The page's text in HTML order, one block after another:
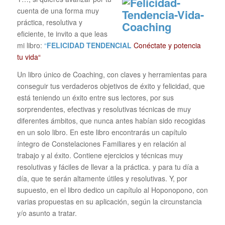
cuenta de una forma muy
práctica, resolutiva y
eficiente, te invito a que leas
mi libro: “FELICIDAD TENDENCIAL Conéctate y potencia
tu vida“
Un libro único de Coaching, con claves y herramientas para
conseguir tus verdaderos objetivos de éxito y felicidad, que
está teniendo un éxito entre sus lectores, por sus
sorprendentes, efectivas y resolutivas técnicas de muy
diferentes ámbitos, que nunca antes habían sido recogidas
en un solo libro. En este libro encontrarás un capítulo
íntegro de Constelaciones Familiares y en relación al
trabajo y al éxito. Contiene ejercicios y técnicas muy
resolutivas y fáciles de llevar a la práctica. y para tu día a
día, que te serán altamente útiles y resolutivas. Y, por
supuesto, en el libro dedico un capítulo al Hoponopono, con
varias propuestas en su aplicación, según la circunstancia
y/o asunto a tratar.